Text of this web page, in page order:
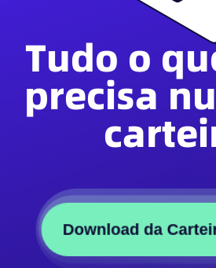
Tudo o
precisa
Download da